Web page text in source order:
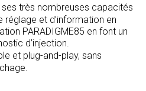
très nombreuses capacités
et d’information en
PARADIGME85 en font un
d’injection.
et plug-and-play, sans